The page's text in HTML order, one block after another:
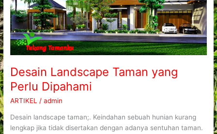
Desain Landscape Taman yang
Perlu Dipahami
ARTIKEL /admin
Desain landscape taman;. Keindahan sebuah hunian kurang
lengkap jika tidak disertakan dengan adanya sentuhan taman.